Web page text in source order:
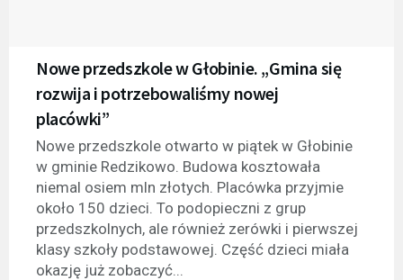
Nowe przedszkole w Głobinie. „Gmina się
rozwija i potrzebowaliśmy nowej
placówki”
Nowe przedszkole otwarto w piątek w Głobinie
w gminie Redzikowo. Budowa kosztowała
niemal osiem mln złotych. Placówka przyjmie
około 150 dzieci. To podopieczni z grup
przedszkolnych, ale również zerówki i pierwszej
klasy szkoły podstawowej. Część dzieci miała
okazję już zobaczyć...